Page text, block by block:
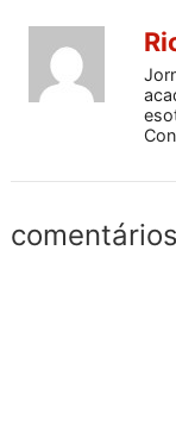
comentários